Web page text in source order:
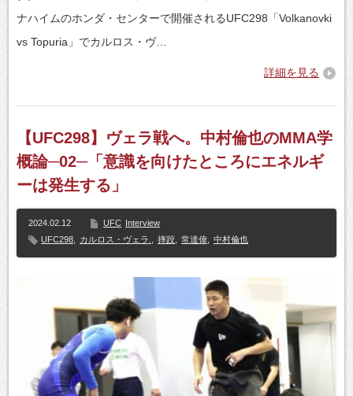
ナハイムのホンダ・センターで開催されるUFC298「Volkanovki
vs Topuria」でカルロス・ヴ…
詳細を見る
【UFC298】ヴェラ戦へ。中村倫也のMMA学
概論─02─「意識を向けたところにエネルギ
ーは発生する」
2024.02.12 UFC Interview
UFC298
カルロス・ヴェラ. 摔跤 常達偉 中村倫也